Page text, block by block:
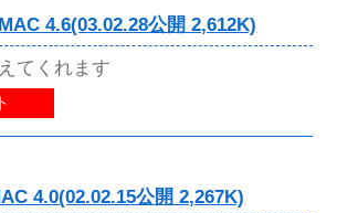
4.6(03.02.28公開 2,612K)
てくれます
4.0(02.02.15公開 2,267K)